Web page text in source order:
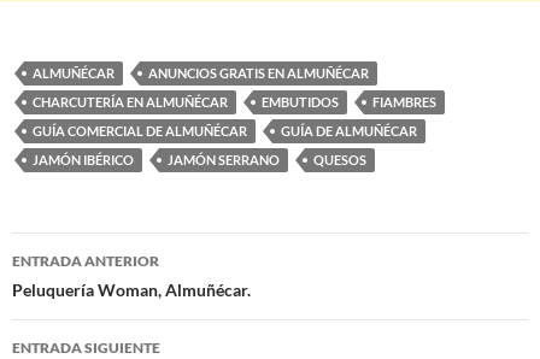
ALMUÑÉCAR
ANUNCIOS GRATIS EN ALMUÑÉCAR
CHARCUTERÍA EN ALMUÑÉCAR
EMBUTIDOS
FIAMBRES
GUÍA COMERCIAL DE ALMUÑÉCAR
GUÍA DE ALMUÑÉCAR
JAMÓN IBÉRICO
JAMÓN SERRANO QUESOS
Navegación
de
ENTRADA ANTERIOR
Peluquería Woman, Almuñécar.
ENTRADA SIGUIENTE